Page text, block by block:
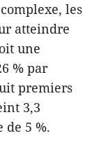
les
atteindre
une
% par
premiers
3,3
de 5 %.